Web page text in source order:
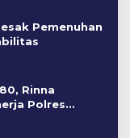
Pemenuhan
Rinna
Polres